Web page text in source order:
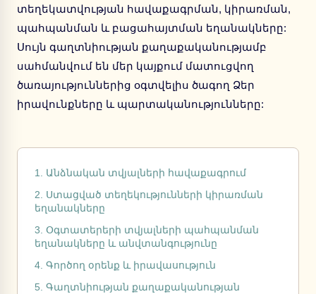
տեղեկատվության հավաքագրման, կիրառման,
պահպանման և բացահայտման եղանակները:
Սույն գաղտնիության քաղաքականությամբ
սահմանվում են մեր կայքում մատուցվող
ծառայություններից օգտվելիս ծագող Ձեր
իրավունքները և պարտականությունները:
1. Անձնական տվյալների հավաքագրում
2. Ստացված տեղեկությունների կիրառման
եղանակները
3. Օգտատերերի տվյալների պահպանման
եղանակները և անվտանգությունը
4. Գործող օրենք և իրավասություն
5. Գաղտնիության քաղաքականության